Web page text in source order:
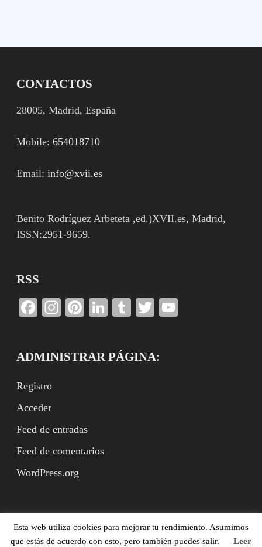
CONTACTOS
28005, Madrid, España
Mobile:654018710
Email:info@xvii.es
Benito Rodríguez Arbeteta ,ed.)XVII.es, Madrid,
ISSN:2951-9659.
RSS
Facebook
Instagram
Pinterest
LinkedIn
TumblrTwitter
ADMINISTRAR PÁGINA:
Registro
Acceder
Feed de entradas
Feed de comentarios
WordPress.org
Benito Rodríguez Arbeteta (ed.), XVII.es, Madrid,
Esta web utiliza cookies para mejorar tu rendimiento. Asumimos
que estás de acuerdo con esto, pero también puedes salir.
Leer